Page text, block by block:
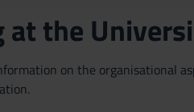
at the
on the organisational